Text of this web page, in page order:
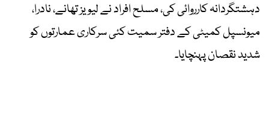
دہشتگردانہ کارروائی کی، مسلح افراد نے لیویز تھانے، نادرا،
میونسپل کمیٹی کے دفتر سمیت کئی سرکاری عمارتوں کو
شدید نقصان پہنچایا۔